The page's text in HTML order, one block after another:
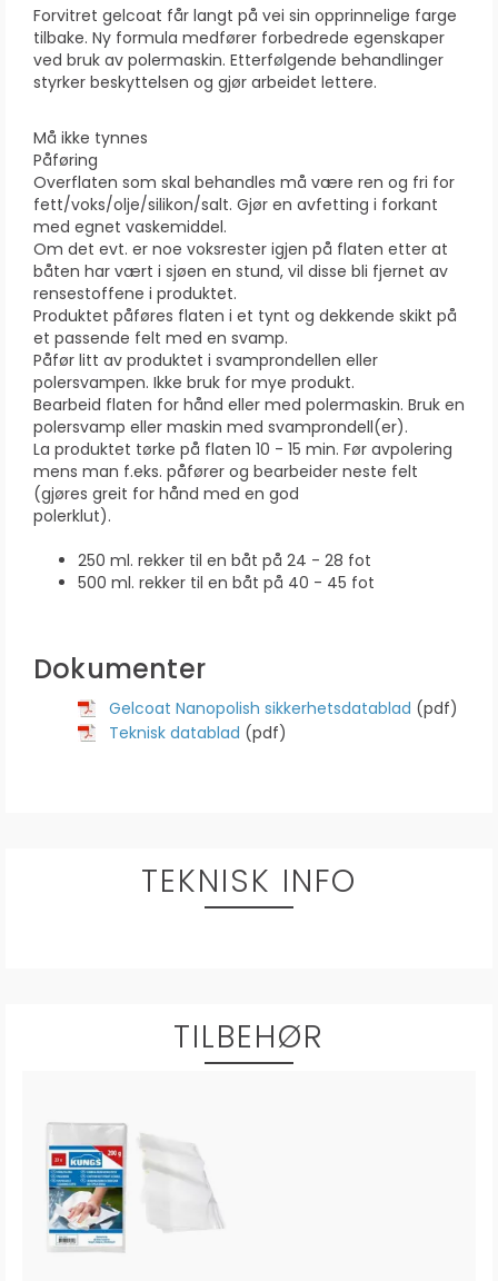
Forvitret gelcoat får langt på vei sin opprinnelige farge
tilbake. Ny formula medfører forbedrede egenskaper
ved bruk av polermaskin. Etterfølgende behandlinger
styrker beskyttelsen og gjør arbeidet lettere.
Må ikke tynnes
Påføring
Overflaten som skal behandles må være ren og fri for
fett/voks/olje/silikon/salt. Gjør en avfetting i forkant
med egnet vaskemiddel.
Om det evt. er noe voksrester igjen på flaten etter at
båten har vært i sjøen en stund, vil disse bli fjernet av
rensestoffene i produktet.
Produktet påføres flaten i et tynt og dekkende skikt på
et passende felt med en svamp.
Påfør litt av produktet i svamprondellen eller
polersvampen. Ikke bruk for mye produkt.
Bearbeid flaten for hånd eller med polermaskin. Bruk en
polersvamp eller maskin med svamprondell(er).
La produktet tørke på flaten 10 - 15 min. Før avpolering
mens man f.eks. påfører og bearbeider neste felt
(gjøres greit for hånd med en god
polerklut).
250 ml. rekker til en båt på 24 - 28 fot
500 ml. rekker til en båt på 40 - 45 fot
Dokumenter
Gelcoat Nanopolish sikkerhetsdatablad (pdf)
Teknisk datablad (pdf)
TEKNISK INFO
TILBEHØR